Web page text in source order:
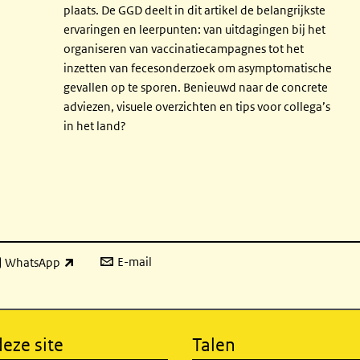
plaats. De GGD deelt in dit artikel de belangrijkste
ervaringen en leerpunten: van uitdagingen bij het
organiseren van vaccinatiecampagnes tot het
inzetten van fecesonderzoek om asymptomatische
gevallen op te sporen. Benieuwd naar de concrete
adviezen, visuele overzichten en tips voor collega’s
in het land?
WhatsApp
link) E-mail
site Talen